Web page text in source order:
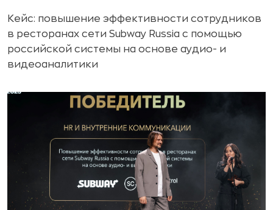
Кейс: повышение эффективности сотрудников
в ресторанах сети Subway Russia с помощью
российской системы на основе аудио- и
видеоаналитики